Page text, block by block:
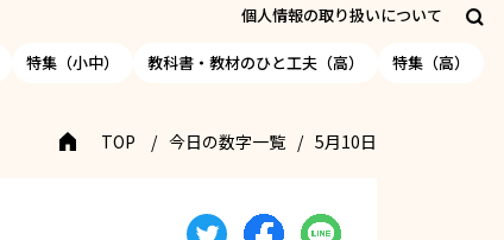
個人情報の取り扱いについて
特集（小中） 教科書・教材のひと工夫（高） 特集（高）
TOP 今日の数字一覧 5月10日